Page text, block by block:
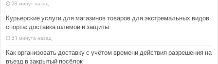
28 минут назад
Курьерские услуги для магазинов товаров для экстремальных видов
спорта: доставка шлемов и защиты
31 минута назад
Как организовать доставку с учётом времени действия разрешения на
въезд в закрытый посёлок